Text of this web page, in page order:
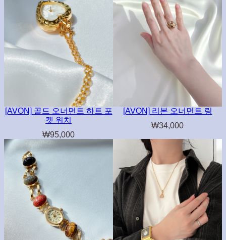
[AVON] 골드 오너먼트 하트 포
켓 워치
₩95,000
[AVON] 리본 오너먼트 링
₩34,000